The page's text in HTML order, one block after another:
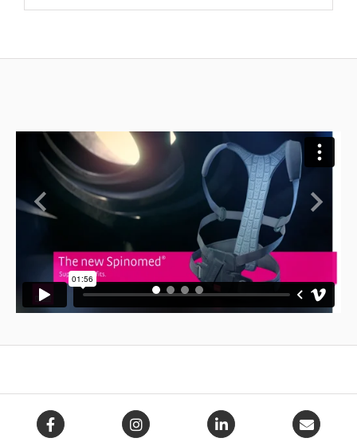
Previous Next